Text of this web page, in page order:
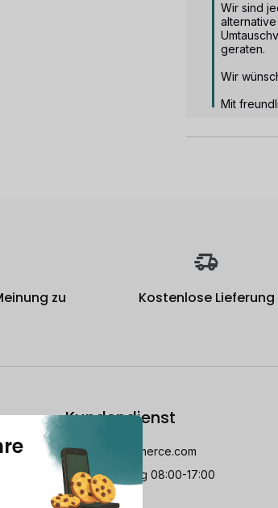
Wir sind
geraten.
Wir
Mit
zu
Kostenlose Lieferung
Kundendienst
dech@recommerce.com
Montag-Freitag 08:00-17:00